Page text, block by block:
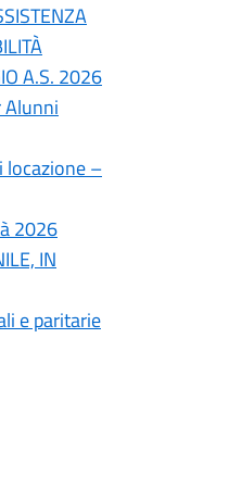
A.S. 2026
Alunni
locazione –
2026
IN
e paritarie